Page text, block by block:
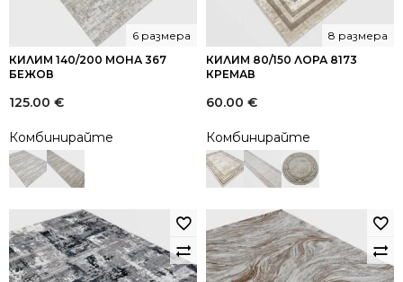
КИЛИМ 140/200 МОНА 367
БЕЖОВ
6 размера
125.00 €
Комбинирайте
КИЛИМ 80/150 ЛОРА 8173
КРЕМАВ
8 размера
60.00 €
Комбинирайте